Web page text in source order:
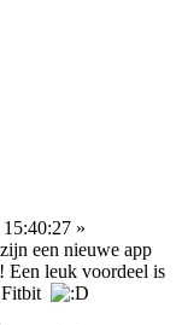
»
een nieuwe app
Een leuk voordeel is
Fitbit